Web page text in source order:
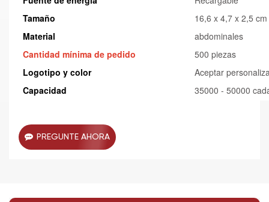
Tamaño
16,6 x 4,7 x 2,5 cm
Material
abdominales
Cantidad mínima de pedido
500 piezas
Logotipo y color
Aceptar
Capacidad
35000 - 50000
PREGUNTE AHORA